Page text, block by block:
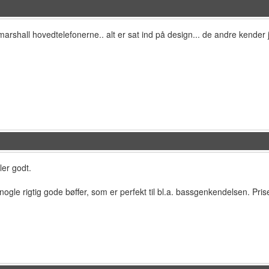
hovedtelefonerne.. alt er sat ind på design... de andre kender
godt.
rigtig gode bøffer, som er perfekt til bl.a. bassgenkendelsen.